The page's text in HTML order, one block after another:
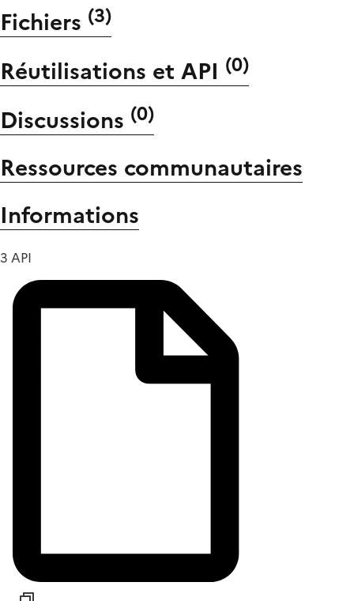
Fichiers (3)
Réutilisations et API (0)
Discussions (0)
Ressources communautaires
Informations
3 API